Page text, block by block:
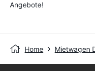
Angebote!
Home Mietwagen